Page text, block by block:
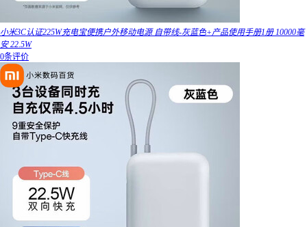
小米3C认证225W充电宝便携户外移动电源 自带线-灰蓝色+产品使用手册1册 10000毫
安 22.5W
0条评价